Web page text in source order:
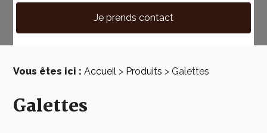
Je prends contact
Vous êtes ici :Accueil > Produits > Galettes
Galettes